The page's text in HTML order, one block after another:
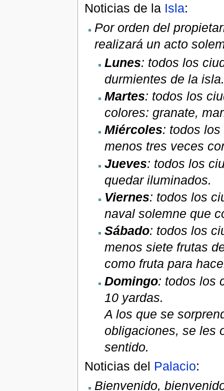
Noticias de la Isla:
Por orden del
realizará un acto
Lunes: todos los
durmientes de la
Martes: todos los
colores: granate,
Miércoles: todos
menos tres veces
Jueves: todos los
quedar iluminados.
Viernes: todos los
naval solemne que
Sábado: todos los
menos siete frutas
como fruta para
Domingo: todos los
10 yardas.
A los que se
obligaciones, se les
sentido.
Noticias del Palacio:
Bienvenido,